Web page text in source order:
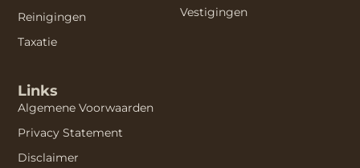
Vestigingen
Reinigingen
Taxatie
Links
Algemene Voorwaarden
Privacy Statement
Disclaimer